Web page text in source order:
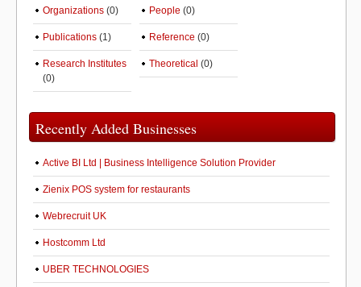
Organizations (0) People (0)
Publications (1) Reference (0)
Research Institutes
(0)
Theoretical (0)
Recently Added Businesses
Active BI Ltd | Business Intelligence Solution Provider
Zienix POS system for restaurants
Webrecruit UK
Hostcomm Ltd
UBER TECHNOLOGIES